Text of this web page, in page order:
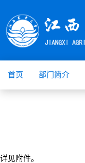
首页 部门简介
详见附件。